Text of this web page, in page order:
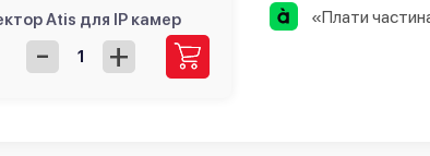
Atis для IP камер
- +
«Плати